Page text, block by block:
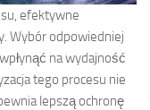
efektywne
Wybór odpowiedniej
na wydajność
tego procesu nie
lepszą ochronę